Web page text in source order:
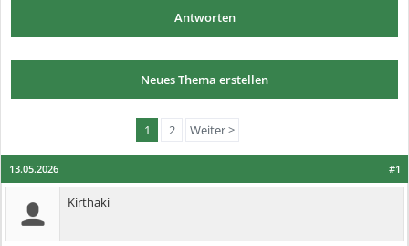
Antworten
Neues Thema erstellen
1 2 Weiter >
#1
13.05.2026
Kirthaki